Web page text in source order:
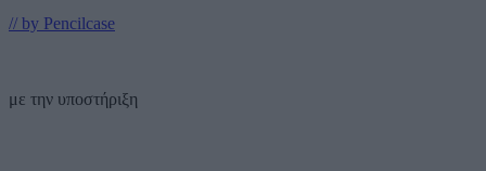
// by Pencilcase
με την υποστήριξη